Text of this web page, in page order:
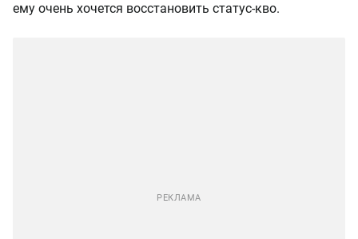
ему очень хочется восстановить статус-кво.